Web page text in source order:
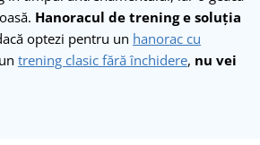
Hanoracul de trening e soluția
optezi pentru un hanorac cu
trening clasic fără închidere, nu vei